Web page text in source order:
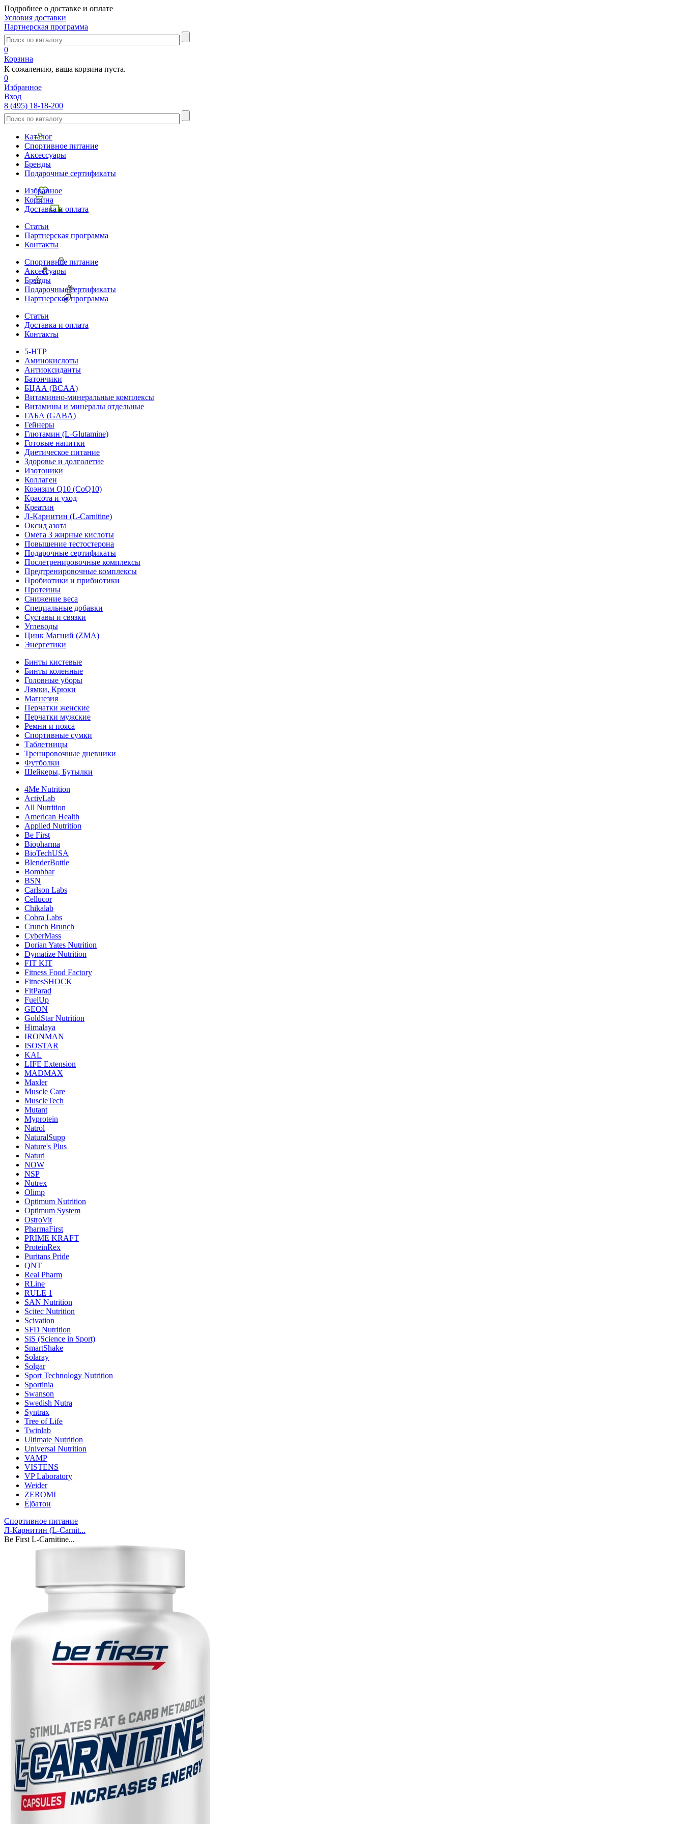
Подробнее о доставке и оплате
Условия доставки
Партнерская программа
0
Корзина
К сожалению, ваша корзина пуста.
0
Избранное
Вход
8 (495) 18-18-200
Каталог
Спортивное питание
Аксессуары
Бренды
Подарочные сертификаты
Избранное
Корзина
Доставка и оплата
Статьи
Партнерская программа
Контакты
Спортивное питание
Аксессуары
Бренды
Подарочные сертификаты
Партнерская программа
Статьи
Доставка и оплата
Контакты
5-HTP
Аминокислоты
Антиоксиданты
Батончики
БЦАА (BCAA)
Витаминно-минеральные комплексы
Витамины и минералы отдельные
ГАБА (GABA)
Гейнеры
Глютамин (L-Glutamine)
Готовые напитки
Диетическое питание
Здоровье и долголетие
Изотоники
Коллаген
Коэнзим Q10 (CoQ10)
Красота и уход
Креатин
Л-Карнитин (L-Сarnitine)
Оксид азота
Омега 3 жирные кислоты
Повышение тестостерона
Подарочные сертификаты
Послетренировочные комплексы
Предтренировочные комплексы
Пробиотики и прибиотики
Протеины
Снижение веса
Специальные добавки
Суставы и связки
Углеводы
Цинк Магний (ZMA)
Энергетики
Бинты кистевые
Бинты коленные
Головные уборы
Лямки, Крюки
Магнезия
Перчатки женские
Перчатки мужские
Ремни и пояса
Спортивные сумки
Таблетницы
Тренировочные дневники
Футболки
Шейкеры, Бутылки
4Me Nutrition
ActivLab
All Nutrition
American Health
Applied Nutrition
Be First
Biopharma
BioTechUSA
BlenderBottle
Bombbar
BSN
Carlson Labs
Cellucor
Chikalab
Cobra Labs
Crunch Brunch
CyberMass
Dorian Yates Nutrition
Dymatize Nutrition
FIT KIT
Fitness Food Factory
FitnesSHOCK
FitParad
FuelUp
GEON
GoldStar Nutrition
Himalaya
IRONMAN
ISOSTAR
KAL
LIFE Extension
MADMAX
Maxler
Muscle Care
MuscleTech
Mutant
Myprotein
Natrol
NaturalSupp
Nature's Plus
Naturi
NOW
NSP
Nutrex
Olimp
Optimum Nutrition
Optimum System
OstroVit
PharmaFirst
PRIME KRAFT
ProteinRex
Puritans Pride
QNT
Real Pharm
RLine
RULE 1
SAN Nutrition
Scitec Nutrition
Scivation
SFD Nutrition
SiS (Science in Sport)
SmartShake
Solaray
Solgar
Sport Technology Nutrition
Sportinia
Swanson
Swedish Nutra
Syntrax
Tree of Life
Twinlab
Ultimate Nutrition
Universal Nutrition
VAMP
VISTENS
VP Laboratory
Weider
ZEROMI
Ё|батон
Спортивное питание
Л-Карнитин (L-Сarnit...
Be First L-Carnitine...